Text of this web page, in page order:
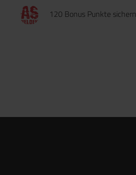
120 Bonus Punkte sichern